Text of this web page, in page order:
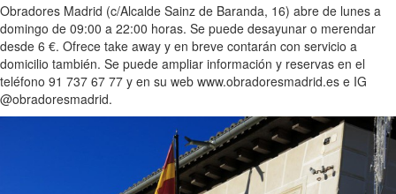
Obradores Madrid (c/Alcalde Sainz de Baranda, 16) abre de lunes a
domingo de 09:00 a 22:00 horas. Se puede desayunar o merendar
desde 6 €. Ofrece take away y en breve contarán con servicio a
domicilio también. Se puede ampliar información y reservas en el
teléfono 91 737 67 77 y en su web www.obradoresmadrid.es e IG
@obradoresmadrid.